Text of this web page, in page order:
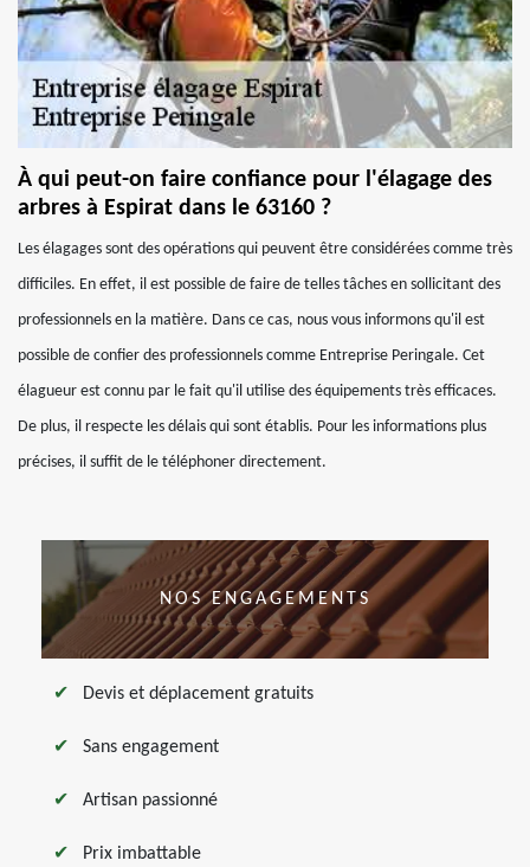
À qui peut-on faire confiance pour l'élagage des
arbres à Espirat dans le 63160 ?
Les élagages sont des opérations qui peuvent être considérées comme très
difficiles. En effet, il est possible de faire de telles tâches en sollicitant des
professionnels en la matière. Dans ce cas, nous vous informons qu'il est
possible de confier des professionnels comme Entreprise Peringale. Cet
élagueur est connu par le fait qu'il utilise des équipements très efficaces.
De plus, il respecte les délais qui sont établis. Pour les informations plus
précises, il suffit de le téléphoner directement.
NOS ENGAGEMENTS
Devis et déplacement gratuits
Sans engagement
Artisan passionné
Prix imbattable